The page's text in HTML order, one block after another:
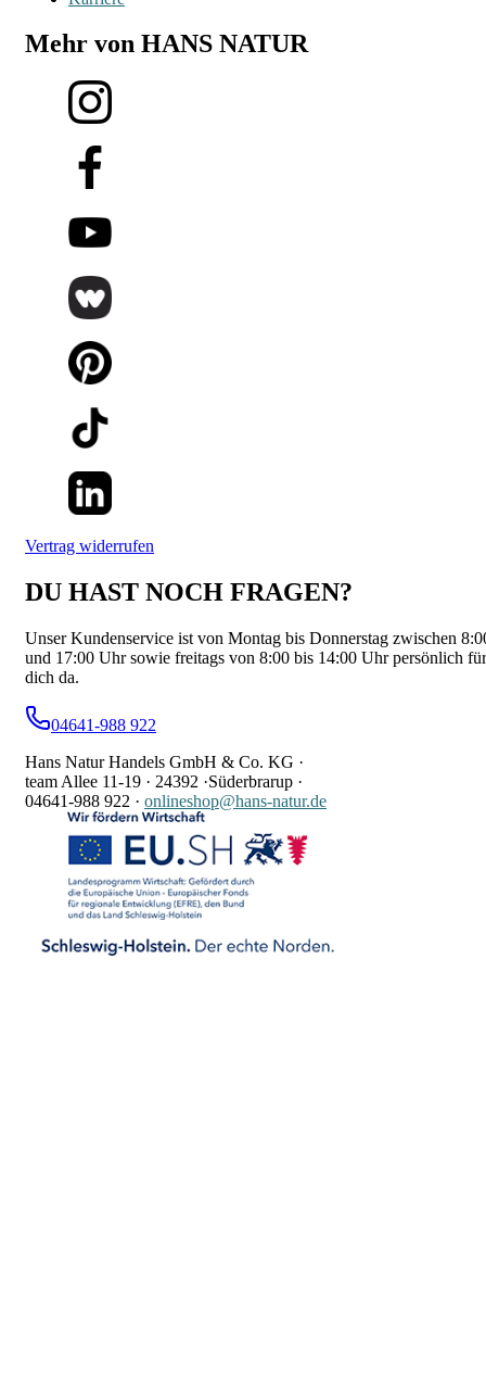
Mehr von HANS NATUR
Vertrag widerrufen
DU HAST NOCH FRAGEN?
Unser Kundenservice ist von Montag bis Donnerstag zwischen
und 17:00 Uhr sowie freitags von 8:00 bis 14:00 Uhr persönlich für
dich da.
04641-988 922
Hans Natur Handels GmbH & Co. KG ·
team Allee 11-19 · 24392 ·Süderbrarup ·
04641-988 922 · onlineshop@hans-natur.de